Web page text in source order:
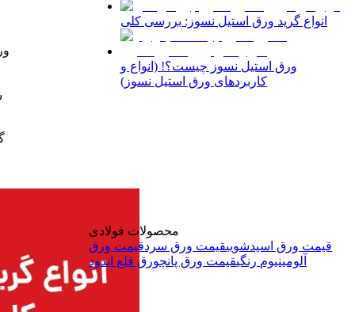
انواع گرید ورق استیل نسوز: بررسی کلی
ورق استیل نسوز چیست؟! (انواع و
کاربردهای ورق استیل نسوز)
محصولات فولادی
قیمت ورق اسیدشوییقیمت ورق سردقیمت ورق
آلومینیوم رنگیقیمت ورق پانچورق قلع اندود